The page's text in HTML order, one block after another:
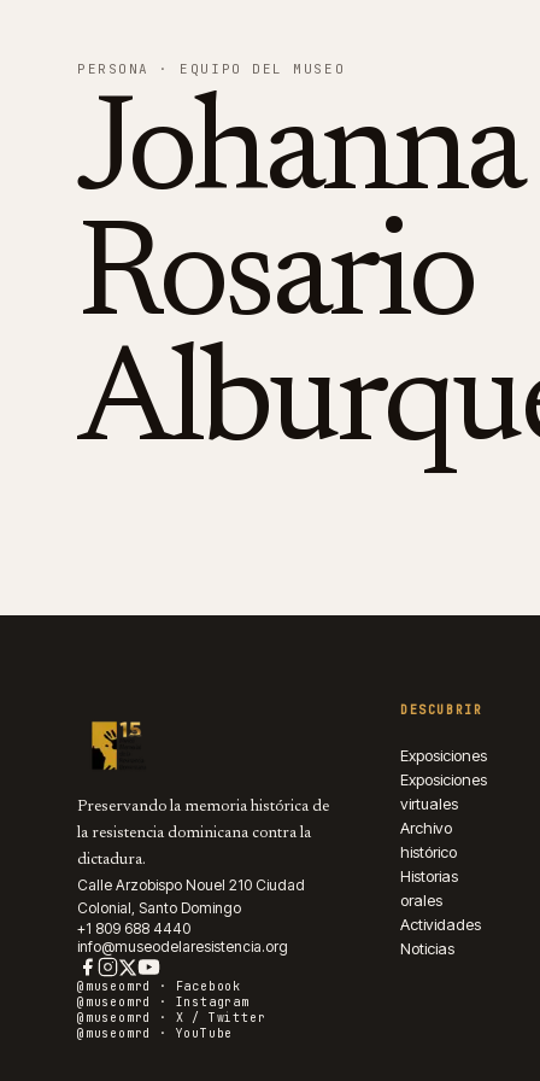
PERSONA · EQUIPO DEL MUSEO
Rosario
Preservando la memoria histórica de
la resistencia dominicana contra la
dictadura.
Calle Arzobispo Nouel 210 Ciudad
Colonial, Santo Domingo
+1 809 688 4440
info@museodelaresistencia.org
@museomrd ·
Facebook
@museomrd · Instagram
@museomrd · X / Twitter
@museomrd · YouTube
DESCUBRIR
Exposiciones
Exposiciones
virtuales
Archivo
histórico
Historias
orales
Actividades
Noticias